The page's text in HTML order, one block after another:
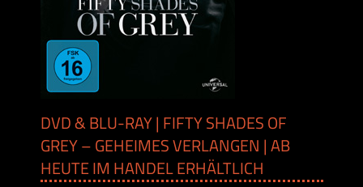
DVD & BLU-RAY | FIFTY SHADES OF
GREY – GEHEIMES VERLANGEN | AB
HEUTE IM HANDEL ERHÄLTLICH